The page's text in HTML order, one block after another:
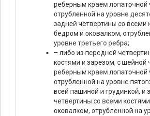
реберным краем лопаточной
отрубленной на уровне
задней четвертины со всеми
бедром и оковалком,
уровне третьего ребра;
– либо из передней
костями и зарезом, с шейной
реберным краем лопаточной
отрубленной на уровне
всей пашиной и грудинкой, и
четвертины со всеми
оковалком, отрубленной на